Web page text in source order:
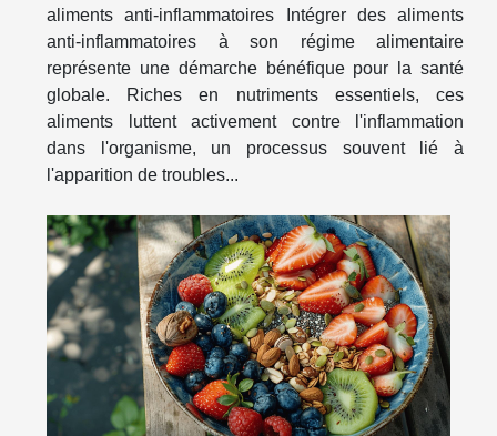
aliments anti-inflammatoires Intégrer des aliments
anti-inflammatoires à son régime alimentaire
représente une démarche bénéfique pour la santé
globale. Riches en nutriments essentiels, ces
aliments luttent activement contre l'inflammation
dans l'organisme, un processus souvent lié à
l'apparition de troubles...